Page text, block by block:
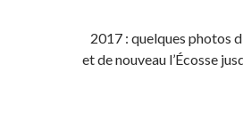
2017 : quelques photos
et de nouveau l’Écosse